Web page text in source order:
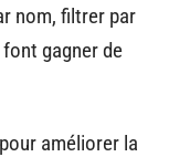
nom, filtrer par
gagner de
améliorer la